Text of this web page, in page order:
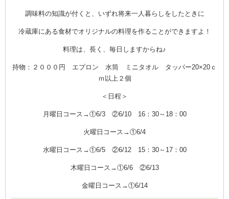
調味料の知識が付くと、いずれ将来一人暮らしをしたときに
冷蔵庫にある食材でオリジナルの料理を作ることができますよ！
料理は、長く、毎日しますからね♪
持物：２０００円 エプロン 水筒 ミニタオル タッパー20×20ｃ
ｍ以上２個
＜日程＞
月曜日コース→①6/3 ②6/10 16：30～18：00
火曜日コース→①6/4
水曜日コース→①6/5 ②6/12 15：30～17：00
木曜日コース→①6/6 ②6/13
金曜日コース→①6/14